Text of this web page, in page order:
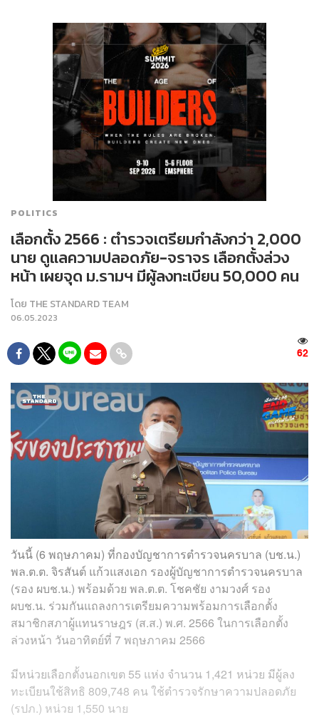
POLITICS
เลือกตั้ง 2566 : ตำรวจเตรียมกำลังกว่า 2,000
นาย ดูแลความปลอดภัย-จราจร เลือกตั้งล่วง
หน้า เผยจุด ม.รามฯ มีผู้ลงทะเบียน 50,000 คน
โดย THE STANDARD TEAM
06.05.2023
62
วันนี้ (6 พฤษภาคม) ที่กองบัญชาการตำรวจนครบาล (บช.น.)
พล.ต.ต. จิรสันต์ แก้วแสงเอก รองผู้บัญชาการตำรวจนครบาล
(รอง ผบช.น.) พร้อมด้วย พล.ต.ต. โชคชัย งามวงศ์ รอง
ผบช.น. ร่วมกันแถลงการเตรียมความพร้อมการเลือกตั้ง
สมาชิกสภาผู้แทนราษฎร (ส.ส.) พ.ศ. 2566 ในการเลือกตั้ง
ล่วงหน้า วันอาทิตย์ที่ 7 พฤษภาคม 2566
มีหน่วยเลือกตั้งนอกเขต 55 แห่ง จำนวน 1,421 หน่วย มีผู้ลง
ทะเบียนใช้สิทธิ 809,748 คน ใช้ตำรวจรักษาความปลอดภัย
(รปภ.) หน่วย 1,550 นาย